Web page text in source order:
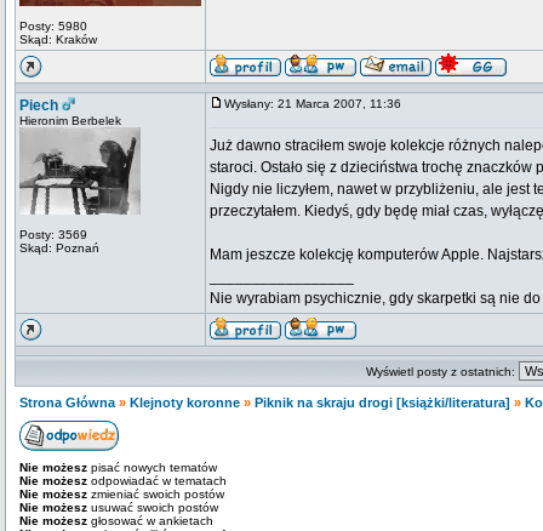
Posty: 5980
Skąd: Kraków
Piech
Hieronim Berbelek
Posty: 3569
Skąd: Poznań
Wysłany: 21 Marca 2007, 11:36
Już dawno straciłem swoje kolekcje różnych
staroci. Ostało się z dzieciństwa trochę znaczków
Nigdy nie liczyłem, nawet w przybliżeniu, ale jest
przeczytałem. Kiedyś, gdy będę miał czas,
Mam jeszcze kolekcję komputerów Apple.
Nie wyrabiam psychicznie, gdy skarpetki są nie do
Wyświetl posty z ostatnich:
Strona Główna » Klejnoty koronne » Piknik na skraju drogi [książki/literatura] »
Nie możesz pisać nowych tematów
Nie możesz odpowiadać w tematach
Nie możesz zmieniać swoich postów
Nie możesz usuwać swoich postów
Nie możesz głosować w ankietach